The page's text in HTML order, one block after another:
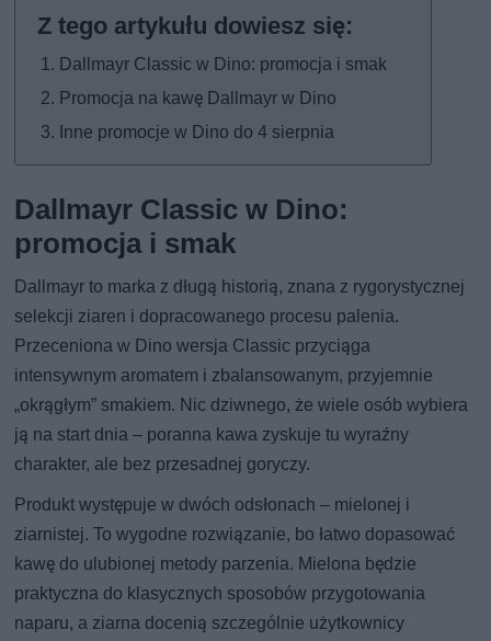
Dallmayr Classic w Dino: promocja i smak
Promocja na kawę Dallmayr w Dino
Inne promocje w Dino do 4 sierpnia
Dallmayr Classic w Dino:
promocja i smak
Dallmayr to marka z długą historią, znana z rygorystycznej
selekcji ziaren i dopracowanego procesu palenia.
Przeceniona w Dino wersja Classic przyciąga
intensywnym aromatem i zbalansowanym, przyjemnie
„okrągłym” smakiem. Nic dziwnego, że wiele osób wybiera
ją na start dnia – poranna kawa zyskuje tu wyraźny
charakter, ale bez przesadnej goryczy.
Produkt występuje w dwóch odsłonach – mielonej i
ziarnistej. To wygodne rozwiązanie, bo łatwo dopasować
kawę do ulubionej metody parzenia. Mielona będzie
praktyczna do klasycznych sposobów przygotowania
naparu, a ziarna docenią szczególnie użytkownicy